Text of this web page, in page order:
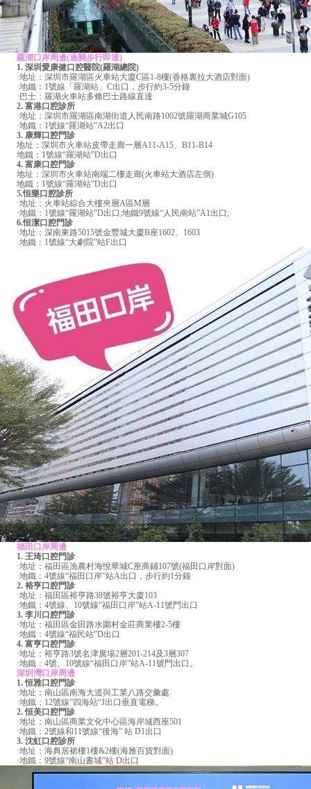
羅湖口岸周邊(過關步行即達)
1. 深圳愛康健口腔醫院(羅湖總院)
·地址：深圳市羅湖區火車站大廈C區1-8樓(香格裏拉大酒店對面)
·地鐵：1號線「羅湖站」C出口，步行約3-5分鐘
·巴士：羅湖火車站多條巴士路線直達
2. 富港口腔診所
·地址：深圳市羅湖區南湖街道人民南路1002號羅湖商業城G105
·地鐵：1號線“羅湖站”A2出口
3. 康輝口腔門診
地址：深圳市火車站皮帶走廊一層A11-A15、B11-B14
地鐵：1號線“羅湖站”D出口
4. 富康口腔門診
地址：深圳市火車站南端二樓走廊(火車站大酒店左側)
地鐵：1號線“羅湖站”D出口
5.恒樂口腔診所
·地址：火車站綜合大樓夾層A區M層
·地鐵：1號線“羅湖站”D出口;地鐵9號線“人民南站”A1出口;
6.恒潔口腔門診
·地址：深南東路5015號金豐城大廈B座1602、1603
·地鐵：1號線“大劇院”站F出口
福田口岸周邊
1. 王琦口腔門診
·地址：福田區漁農村海悅華城C座商鋪107號(福田口岸對面)
·地鐵：4號線“福田口岸”站A出口，步行約1分鐘
2. 裕亨口腔門診
·地址：福田區裕亨路38號裕亨大廈103
·地鐵：4號線、10號線“福田口岸”站A-11號門出口
3. 李川口腔門診
·地址：福田區金田路水圍村金莊商業樓2-5樓
·地鐵：4號線“福民站”D出口
4. 富亨口腔門診
·地址：裕亨路3號名津廣場2層201-214及3層307
·地鐵：4號、10號線“福田口岸”站A-11號門出口。
深圳灣口岸周邊
1. 恒雅口腔門診
·地址：南山區南海大道與工業八路交彙處
·地鐵：12號線”四海站“J出口垂直電梯。
2. 恒美口腔門診
·地址：南山區商業文化中心區海岸城西座501
·地鐵：2號線和11號線“後海” 站 D1出口
3. 沈虹口腔診所
·地址：海典居裙樓1樓&2樓(海雅百貨對面)
·地鐵：9號線“南山書城”站 D出口